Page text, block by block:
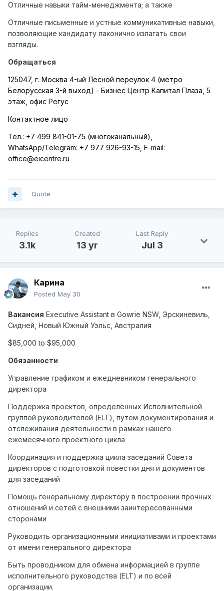
Отличные навыки тайм-менеджмента; а также
Отличные письменные и устные коммуникативные навыки,
позволяющие кандидату лаконично излагать свои
взгляды.
Обращаться
125047, г. Москва 4-ый Лесной переулок 4 (метро
Белорусская 3-й выход) - Бизнес Центр Капитал Плаза, 5
этаж, офис Регус
Контактное лицо
Тел.: +7 499 841-01-75 (многоканальный),
WhatsApp/Telegram: +7 977 926-93-15, E-mail:
office@eicentre.ru
Quote
Replies
3.1k
Created
13 yr
Last Reply
Jul 3
Карина
Posted May 30
Вакансия Executive Assistant в Gowrie NSW, Эрскиневиль,
Сидней, Новый Южный Уэльс, Австралия
$85,000 to $95,000
Обязанности
Управление графиком и ежедневником генерального
директора
Поддержка проектов, определенных Исполнительной
группой руководителей (ELT), путем документирования и
отслеживания деятельности в рамках нашего
ежемесячного проектного цикла
Координация и поддержка цикла заседаний Совета
директоров с подготовкой повестки дня и документов
для заседаний
Помощь генеральному директору в построении прочных
отношений и сетей с внешними заинтересованными
сторонами
Руководить организационными инициативами и проектами
от имени генерального директора
Быть проводником для обмена информацией в группе
исполнительного руководства (ELT) и по всей
организации.